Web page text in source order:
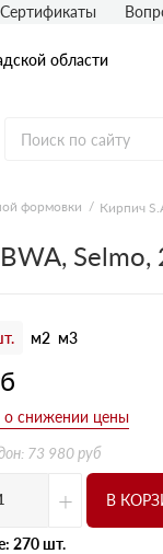
области
Рядовой кирпич
Полнотелый
Сертификаты
формовки Кирпич
м2 м3
73 980 руб
+ В
270 шт.